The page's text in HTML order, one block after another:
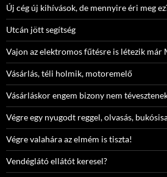
Új cég új kihívások, de mennyire éri meg
Utcán jött segítség
Vajon az elektromos fűtésre is létezik már
Vásárlás, téli holmik, motoremelő
Vásárláskor engem bizony nem
Végre egy nyugodt reggel, olvasás,
Végre valahára az elmém is tiszta!
Vendéglátó ellátót keresel?